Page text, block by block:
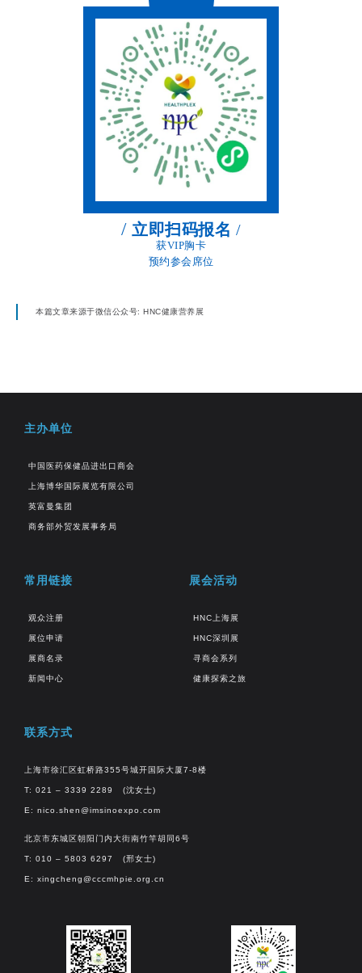
/ 立即扫码报名 /
获VIP胸卡
预约参会席位
本篇文章来源于微信公众号: HNC健康营养展
主办单位
中国医药保健品进出口商会
上海博华国际展览有限公司
英富曼集团
商务部外贸发展事务局
常用链接
观众注册
展位申请
展商名录
新闻中心
展会活动
HNC上海展
HNC深圳展
寻商会系列
健康探索之旅
联系方式
上海市徐汇区虹桥路355号城开国际大厦7-8楼
T: 021 – 3339 2289 (沈女士)
E: nico.shen@imsinoexpo.com
北京市东城区朝阳门内大街南竹竿胡同6号
T: 010 – 5803 6297 (邢女士)
E: xingcheng@cccmhpie.org.cn